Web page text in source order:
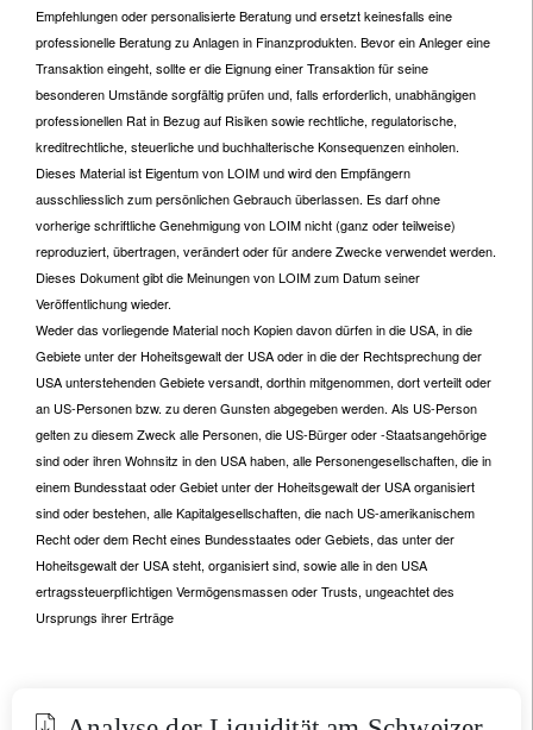
Empfehlungen oder personalisierte Beratung und ersetzt keinesfalls eine
professionelle Beratung zu Anlagen in Finanzprodukten. Bevor ein Anleger eine
Transaktion eingeht, sollte er die Eignung einer Transaktion für seine
besonderen Umstände sorgfältig prüfen und, falls erforderlich, unabhängigen
professionellen Rat in Bezug auf Risiken sowie rechtliche, regulatorische,
kreditrechtliche, steuerliche und buchhalterische Konsequenzen einholen.
Dieses Material ist Eigentum von LOIM und wird den Empfängern
ausschliesslich zum persönlichen Gebrauch überlassen. Es darf ohne
vorherige schriftliche Genehmigung von LOIM nicht (ganz oder teilweise)
reproduziert, übertragen, verändert oder für andere Zwecke verwendet werden.
Dieses Dokument gibt die Meinungen von LOIM zum Datum seiner
Veröffentlichung wieder.
Weder das vorliegende Material noch Kopien davon dürfen in die USA, in die
Gebiete unter der Hoheitsgewalt der USA oder in die der Rechtsprechung der
USA unterstehenden Gebiete versandt, dorthin mitgenommen, dort verteilt oder
an US-Personen bzw. zu deren Gunsten abgegeben werden. Als US-Person
gelten zu diesem Zweck alle Personen, die US-Bürger oder -Staatsangehörige
sind oder ihren Wohnsitz in den USA haben, alle Personengesellschaften, die in
einem Bundesstaat oder Gebiet unter der Hoheitsgewalt der USA organisiert
sind oder bestehen, alle Kapitalgesellschaften, die nach US-amerikanischem
Recht oder dem Recht eines Bundesstaates oder Gebiets, das unter der
Hoheitsgewalt der USA steht, organisiert sind, sowie alle in den USA
ertragssteuerpflichtigen Vermögensmassen oder Trusts, ungeachtet des
Ursprungs ihrer Erträge